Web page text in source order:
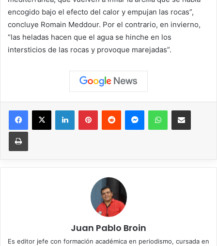
encogido bajo el efecto del calor y empujan las rocas”,
concluye Romain Meddour. Por el contrario, en invierno,
“las heladas hacen que el agua se hinche en los
intersticios de las rocas y provoque marejadas”.
Facebook
X LinkedInPinterestReddit MessengerWhatsAppCompartir vía correo
Imprimir
Juan Pablo Broin
Es editor jefe con formación académica en periodismo, cursada en